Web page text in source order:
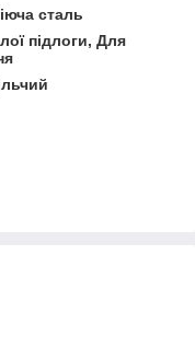
сталь
підлоги, Для